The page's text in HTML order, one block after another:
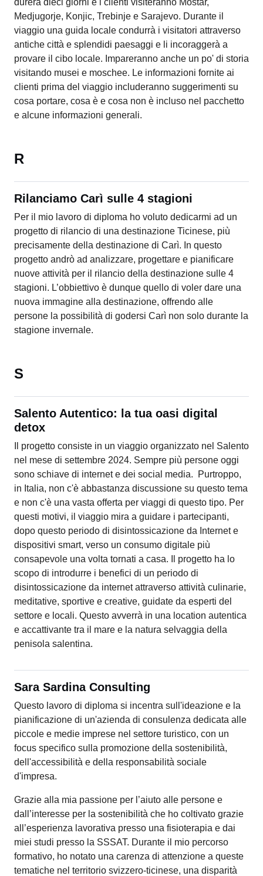
durerà dieci giorni e i clienti visiteranno Mostar,
Medjugorje, Konjic, Trebinje e Sarajevo. Durante il
viaggio una guida locale condurrà i visitatori attraverso
antiche città e splendidi paesaggi e li incoraggerà a
provare il cibo locale. Impareranno anche un po' di storia
visitando musei e moschee. Le informazioni fornite ai
clienti prima del viaggio includeranno suggerimenti su
cosa portare, cosa è e cosa non è incluso nel pacchetto
e alcune informazioni generali.
R
Rilanciamo Carì sulle 4 stagioni
Per il mio lavoro di diploma ho voluto dedicarmi ad un
progetto di rilancio di una destinazione Ticinese, più
precisamente della destinazione di Carì. In questo
progetto andrò ad analizzare, progettare e pianificare
nuove attività per il rilancio della destinazione sulle 4
stagioni. L’obbiettivo è dunque quello di voler dare una
nuova immagine alla destinazione, offrendo alle
persone la possibilità di godersi Carì non solo durante la
stagione invernale.
S
Salento Autentico: la tua oasi digital
detox
Il progetto consiste in un viaggio organizzato nel Salento
nel mese di settembre 2024. Sempre più persone oggi
sono schiave di internet e dei social media. Purtroppo,
in Italia, non c'è abbastanza discussione su questo tema
e non c'è una vasta offerta per viaggi di questo tipo. Per
questi motivi, il viaggio mira a guidare i partecipanti,
dopo questo periodo di disintossicazione da Internet e
dispositivi smart, verso un consumo digitale più
consapevole una volta tornati a casa. Il progetto ha lo
scopo di introdurre i benefici di un periodo di
disintossicazione da internet attraverso attività culinarie,
meditative, sportive e creative, guidate da esperti del
settore e locali. Questo avverrà in una location autentica
e accattivante tra il mare e la natura selvaggia della
penisola salentina.
Sara Sardina Consulting
Questo lavoro di diploma si incentra sull'ideazione e la
pianificazione di un'azienda di consulenza dedicata alle
piccole e medie imprese nel settore turistico, con un
focus specifico sulla promozione della sostenibilità,
dell'accessibilità e della responsabilità sociale
d'impresa.
Grazie alla mia passione per l’aiuto alle persone e
dall’interesse per la sostenibilità che ho coltivato grazie
all’esperienza lavorativa presso una fisioterapia e dai
miei studi presso la SSSAT. Durante il mio percorso
formativo, ho notato una carenza di attenzione a queste
tematiche nel territorio svizzero-ticinese, una disparità